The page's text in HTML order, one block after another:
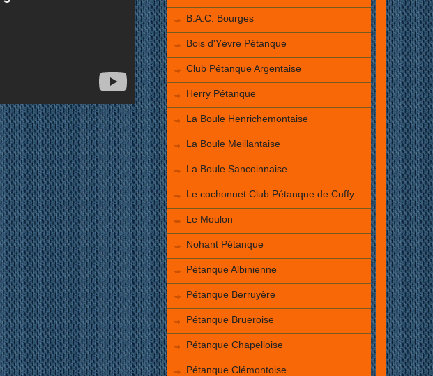
B.A.C. Bourges
Bois d'Yèvre Pétanque
Club Pétanque Argentaise
Herry Pétanque
La Boule Henrichemontaise
La Boule Meillantaise
La Boule Sancoinnaise
Le cochonnet Club Pétanque de Cuffy
Le Moulon
Nohant Pétanque
Pétanque Albinienne
Pétanque Berruyère
Pétanque Brueroise
Pétanque Chapelloise
Pétanque Clémontoise